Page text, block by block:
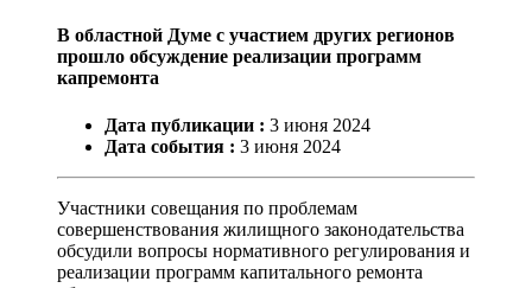
В областной Думе с участием других регионов
прошло обсуждение реализации программ
капремонта
Дата публикации : 3 июня 2024
Дата события : 3 июня 2024
Участники совещания по проблемам
совершенствования жилищного законодательства
обсудили вопросы нормативного регулирования и
реализации программ капитального ремонта